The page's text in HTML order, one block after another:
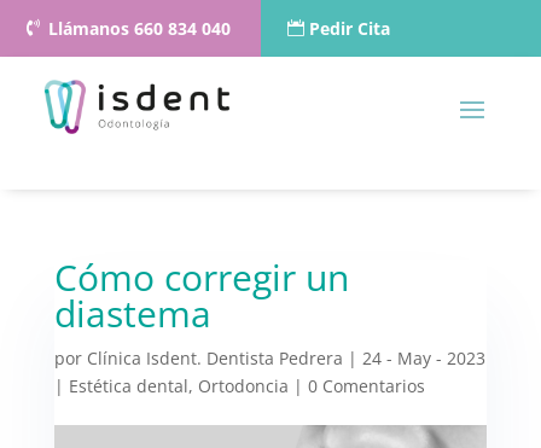
Llámanos 660 834 040 Pedir Cita
Cómo corregir un
diastema
por Clínica Isdent. Dentista Pedrera | 24 - May - 2023
| Estética dental, Ortodoncia | 0 Comentarios